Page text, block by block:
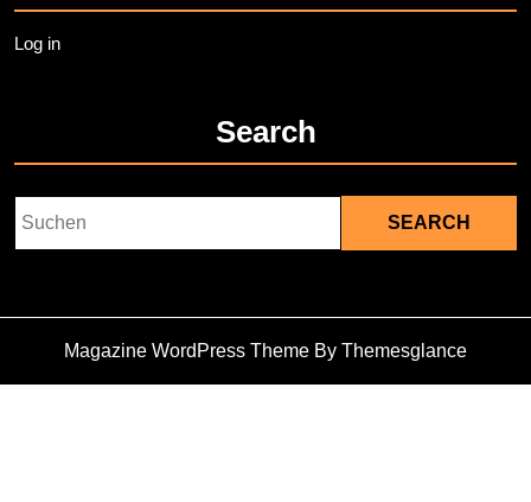
Log in
Search
Magazine WordPress Theme By Themesglance